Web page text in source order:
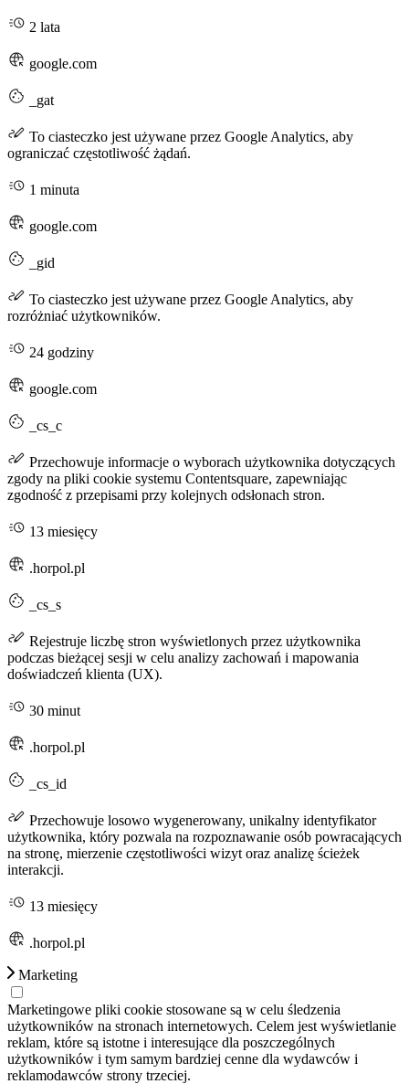
2 lata
google.com
_gat
To ciasteczko jest używane przez Google Analytics, aby
ograniczać częstotliwość żądań.
1 minuta
google.com
_gid
To ciasteczko jest używane przez Google Analytics, aby
rozróżniać użytkowników.
24 godziny
google.com
_cs_c
Przechowuje informacje o wyborach użytkownika dotyczących
zgody na pliki cookie systemu Contentsquare, zapewniając
zgodność z przepisami przy kolejnych odsłonach stron.
13 miesięcy
.horpol.pl
_cs_s
Rejestruje liczbę stron wyświetlonych przez użytkownika
podczas bieżącej sesji w celu analizy zachowań i mapowania
doświadczeń klienta (UX).
30 minut
.horpol.pl
_cs_id
Przechowuje losowo wygenerowany, unikalny identyfikator
użytkownika, który pozwala na rozpoznawanie osób powracających
na stronę, mierzenie częstotliwości wizyt oraz analizę ścieżek
interakcji.
13 miesięcy
.horpol.pl
Marketing
Marketingowe pliki cookie stosowane są w celu śledzenia
użytkowników na stronach internetowych. Celem jest wyświetlanie
reklam, które są istotne i interesujące dla poszczególnych
użytkowników i tym samym bardziej cenne dla wydawców i
reklamodawców strony trzeciej.